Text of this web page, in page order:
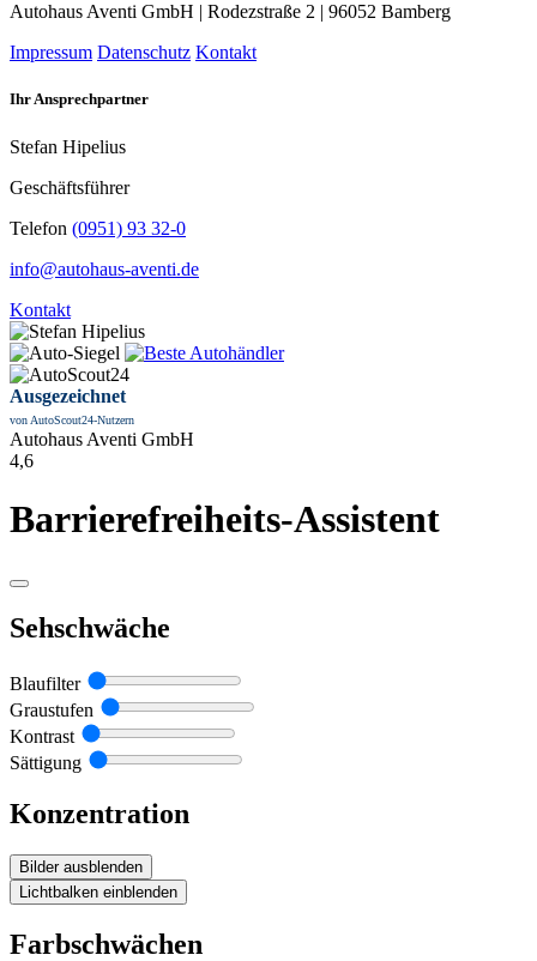
Autohaus Aventi GmbH | Rodezstraße 2 | 96052 Bamberg
Impressum Datenschutz Kontakt
Ihr Ansprechpartner
Stefan Hipelius
Geschäftsführer
Telefon (0951) 93 32-0
info@autohaus-aventi.de
Kontakt
Ausgezeichnet
von AutoScout24-Nutzern
Autohaus Aventi GmbH
4,6
Barrierefreiheits-Assistent
Sehschwäche
Blaufilter
Graustufen
Kontrast
Sättigung
Konzentration
Bilder ausblenden
Lichtbalken einblenden
Farbschwächen